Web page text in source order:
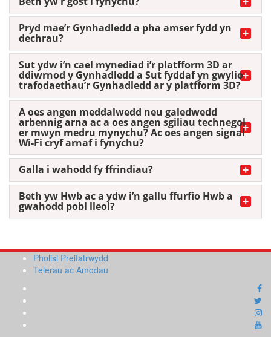
Pryd mae’r Gynhadledd a pha amser fydd yn
dechrau?
Sut ydw i’n cael mynediad i’r platfform 3D ar
ddiwrnod y Gynhadledd a Sut fyddaf yn gwylio
trafodaethau’r Gynhadledd ar y platfform 3D?
A oes angen meddalwedd neu galedwedd
arbennig arna ac a oes angen sgiliau technegol
er mwyn medru mynychu? Ac oes angen signal
Wi-Fi cryf arnaf i fynychu?
Galla i wahodd fy ffrindiau?
Beth yw Hwb ac a ydw i’n gallu ffurfio Hwb a
gwahodd pobl lleol?
Pholisi Preifatrwydd
Telerau ac Amodau